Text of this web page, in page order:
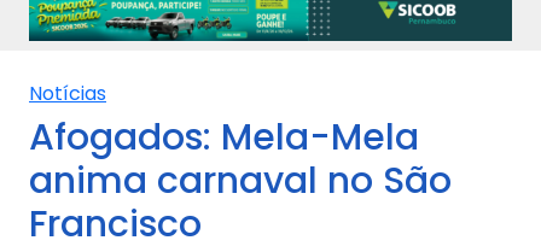
Notícias
Afogados: Mela-Mela
anima carnaval no São
Francisco